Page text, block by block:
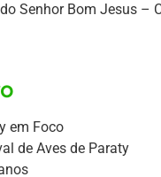
Senhor Bom Jesus –
em Foco
de Aves de Paraty